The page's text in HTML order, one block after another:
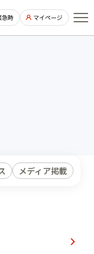
急時 マイページ
メディア掲載